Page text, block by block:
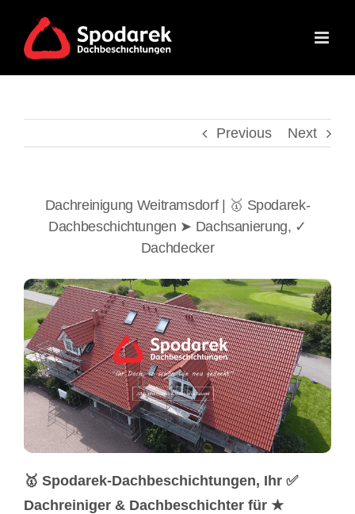
content
Previous Next
Dachreinigung Weitramsdorf | 🥇 Spodarek-
Dachbeschichtungen ➤ Dachsanierung, ✓
Dachdecker
🥇 Spodarek-Dachbeschichtungen, Ihr ✅
Dachreiniger & Dachbeschichter für ★